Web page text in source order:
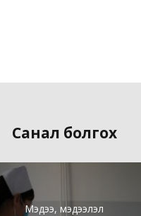
Санал болгох
Мэдээ, мэдээлэл